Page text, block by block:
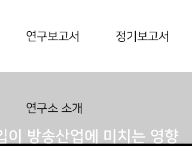
연구보고서 정기보고서
연구소 소개
이 방송산업에 미치는 영향